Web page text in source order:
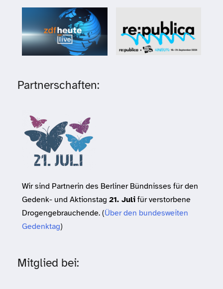
Partnerschaften:
Wir sind Partnerin des Berliner Bündnisses für den
Gedenk- und Aktionstag 21. Julifür verstorbene
Drogengebrauchende. (Über den bundesweiten
Gedenktag)
Mitglied bei: